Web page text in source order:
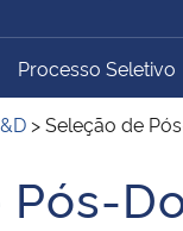
do Turismo
de Segurança
Processo Seletivo
>Seleção de